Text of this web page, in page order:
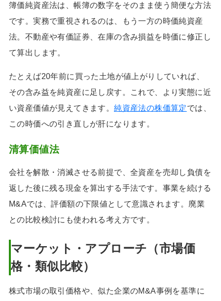
簿価純資産法は、帳簿の数字をそのまま使う簡便な方法
です。実務で重視されるのは、もう一方の時価純資産
法。不動産や有価証券、在庫の含み損益を時価に修正し
て算出します。
たとえば20年前に買った土地が値上がりしていれば、
その含み益を純資産に足し戻す。これで、より実態に近
い資産価値が見えてきます。純資産法の株価算定では、
この時価への引き直しが肝になります。
清算価値法
会社を解散・消滅させる前提で、全資産を売却し負債を
返した後に残る現金を算出する手法です。事業を続ける
M&Aでは、評価額の下限値として意識されます。廃業
との比較検討にも使われる考え方です。
マーケット・アプローチ（市場価
格・類似比較）
株式市場の取引価格や、似た企業のM&A事例を基準に